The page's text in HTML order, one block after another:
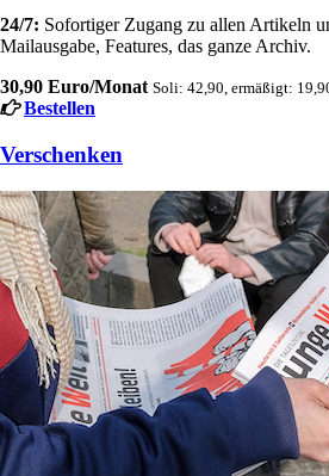
24/7: Sofortiger Zugang zu allen Artikeln
Mailausgabe, Features, das ganze Archiv.
30,90 Euro/Monat Soli: 42,90, ermäßigt:
Bestellen
Verschenken